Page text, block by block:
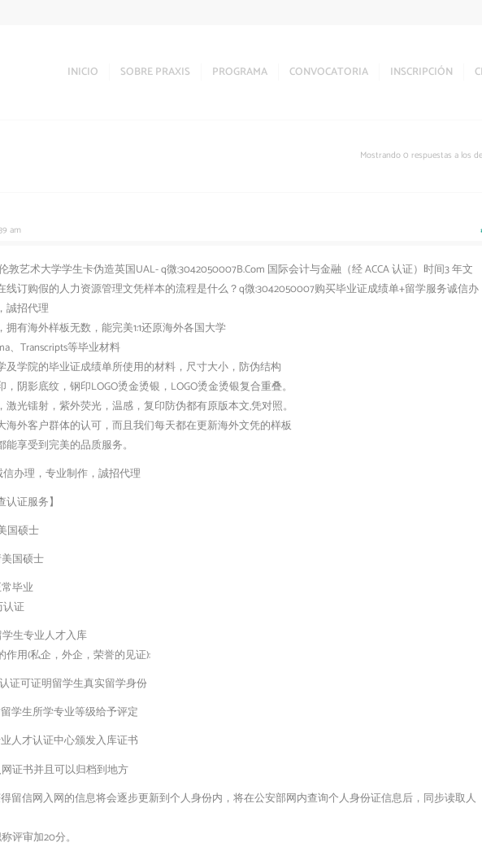
INICIO SOBRE PRAXIS PROGRAMA CONVOCATORIA INSCRIPCIÓN
Mostrando 0 respuestas a los
am
敦艺术大学学生卡伪造英国UAL- q微:3042050007B.Com 国际会计与金融（经 ACCA 认证）时间3 年文
线订购假的人力资源管理文凭样本的流程是什么？q微:3042050007购买毕业证成绩单+留学服务诚信办
誠招代理
拥有海外样板无数，能完美1:1还原海外各国大学
、Transcripts等毕业材料
及学院的毕业证成绩单所使用的材料，尺寸大小，防伪结构
阴影底纹，钢印LOGO烫金烫银，LOGO烫金烫银复合重叠。
激光镭射，紫外荧光，温感，复印防伪都有原版本文,凭对照。
海外客户群体的认可，而且我们每天都在更新海外文凭的样板
享受到完美的品质服务。
办理，专业制作，誠招代理
认证服务】
国硕士
美国硕士
常毕业
认证
生专业人才入库
作用(私企，外企，荣誉的见证):
认证可证明留学生真实留学身份
留学生所学专业等级给予评定
业人才认证中心颁发入库证书
网证书并且可以归档到地方
得留信网入网的信息将会逐步更新到个人身份内，将在公安部网内查询个人身份证信息后，同步读取人
评审加20分。